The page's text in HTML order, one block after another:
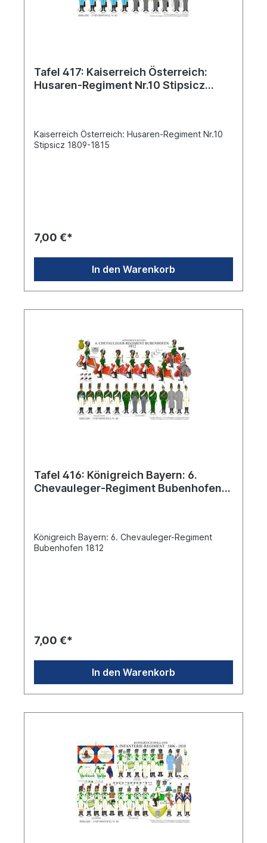
Tafel 417: Kaiserreich Österreich:
Husaren-Regiment Nr.10 Stipsicz
Kaiserreich Österreich: Husaren-Regiment Nr.10
Stipsicz 1809-1815
7,00 €*
In den Warenkorb
Tafel 416: Königreich Bayern: 6.
Chevauleger-Regiment Bubenhofen
Königreich Bayern: 6. Chevauleger-Regiment
Bubenhofen 1812
7,00 €*
In den Warenkorb